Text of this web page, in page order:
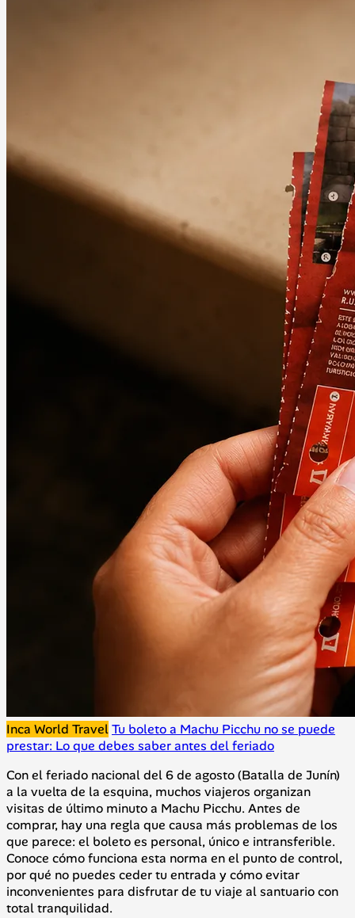
Inca World TravelTu boleto a Machu Picchu no se puede
prestar: Lo que debes saber antes del feriado
Con el feriado nacional del 6 de agosto (Batalla de Junín)
a la vuelta de la esquina, muchos viajeros organizan
visitas de último minuto a Machu Picchu. Antes de
comprar, hay una regla que causa más problemas de los
que parece: el boleto es personal, único e intransferible.
Conoce cómo funciona esta norma en el punto de control,
por qué no puedes ceder tu entrada y cómo evitar
inconvenientes para disfrutar de tu viaje al santuario con
total tranquilidad.